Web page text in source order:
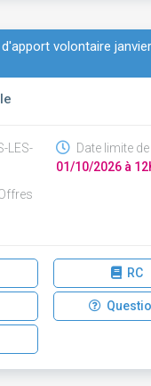
volontaire
LES-
Date limite
01/10/2026 à
RC